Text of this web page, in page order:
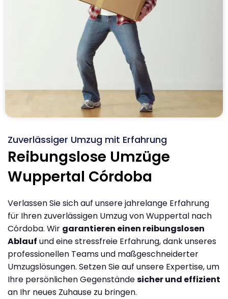
Zuverlässiger Umzug mit Erfahrung
Reibungslose Umzüge
Wuppertal Córdoba
Verlassen Sie sich auf unsere jahrelange Erfahrung
für Ihren zuverlässigen Umzug von Wuppertal nach
Córdoba. Wir garantieren einen reibungslosen
Ablauf und eine stressfreie Erfahrung, dank unseres
professionellen Teams und maßgeschneiderter
Umzugslösungen. Setzen Sie auf unsere Expertise, um
Ihre persönlichen Gegenständesicher und effizient
an Ihr neues Zuhause zu bringen.